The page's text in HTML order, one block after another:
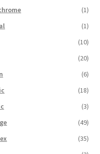
(1)
(1)
(10)
(20)
(6)
(18)
(3)
(49)
(35)